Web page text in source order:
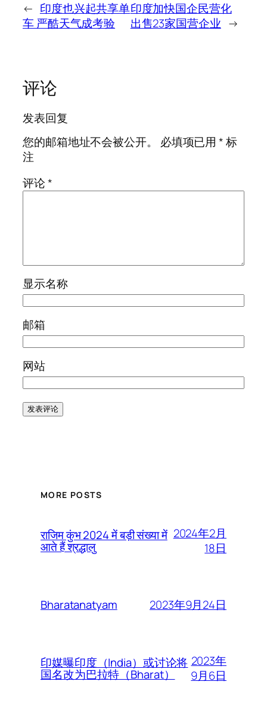
← 印度也兴起共享单
车 严酷天气成考验
印度加快国企民营化
出售23家国营企业 →
评论
发表回复
您的邮箱地址不会被公开。
必填项已用*标
注
评论*
显示名称
邮箱
网站
MORE POSTS
राजिम कुंभ 2024 में बड़ी संख्या में
आते हैं श्रद्धालु
2024年2月
18日
Bharatanatyam 2023年9月24日
印媒曝印度（India）或讨论将
国名改为巴拉特（Bharat）
2023年
9月6日